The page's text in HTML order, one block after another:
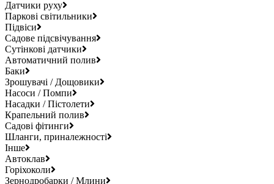
Датчики руху
Паркові світильники
Підвіси
Садове підсвічування
Сутінкові датчики
Автоматичний полив
Баки
Зрошувачі / Дощовики
Насоси / Помпи
Насадки / Пістолети
Крапельний полив
Садові фітинги
Шланги, приналежності
Інше
Автоклав
Горіхоколи
Зернодробарки / Млини